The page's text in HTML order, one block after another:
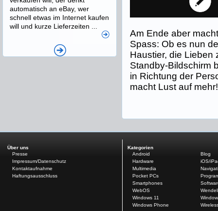
Am Ende aber
Spass: Ob es nun
Haustier, die Lieben
Standby-Bildschirm
in Richtung der
macht Lust auf mehr!
automatisch an eBay, wer
schnell etwas im Internet kaufen
will und kurze Lieferzeiten ...
Über uns
Presse
Impressum/Datenschutz
Kontaktaufnahme
Haftungsausschluss
Kategorien
Android
Blog
Hardware
iOS/
Multimedia
Pocket PCs
Smartphones
WebOS
Windows 11
Windows Phone